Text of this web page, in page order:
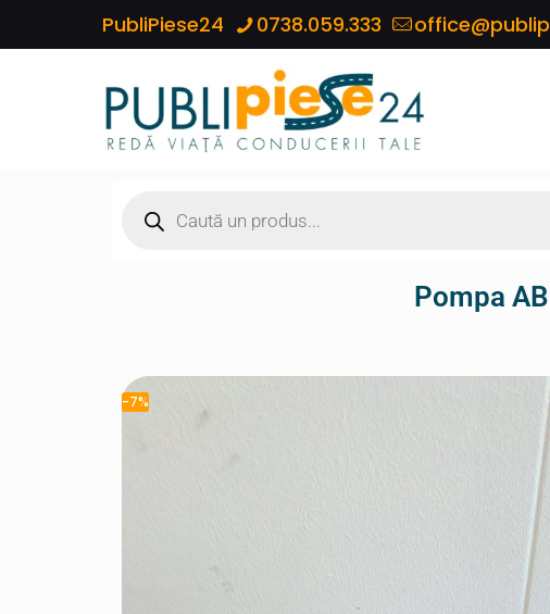
PubliPiese24 0738.059.333
Pompa
-7%